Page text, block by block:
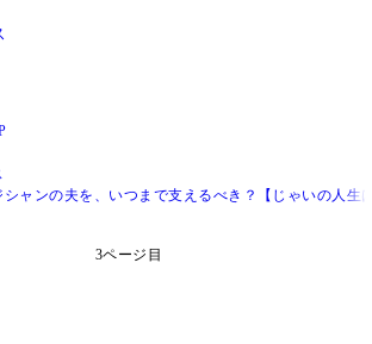
ャンの夫を、いつまで支えるべき？【じゃいの人生
3ページ目